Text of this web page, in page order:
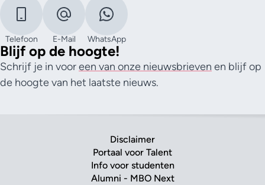
Telefoon E-Mail WhatsApp
Blijf op de hoogte!
Schrijf je in vooreen van onze nieuwsbrieven en blijf op
de hoogte van het laatste nieuws.
Disclaimer
Portaal voor Talent
Info voor studenten
Alumni - MBO Next